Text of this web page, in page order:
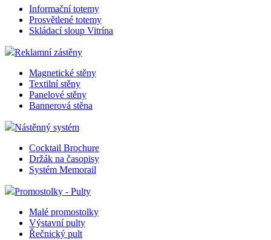
Informační totemy
Prosvětlené totemy
Skládací sloup Vitrína
Reklamní zástěny
Magnetické stěny
Textilní stěny
Panelové stěny
Bannerová stěna
Nástěnný systém
Cocktail Brochure
Držák na časopisy
Systém Memorail
Promostolky - Pulty
Malé promostolky
Výstavní pulty
Řečnický pult